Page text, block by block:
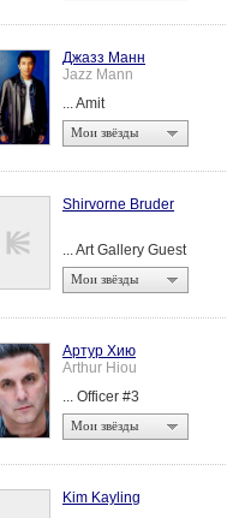
Джазз Манн
Jazz Mann
... Amit
Мои звёзды
Shirvorne Bruder
... Art Gallery Guest
Мои звёзды
Артур Хию
Arthur Hiou
... Officer #3
Мои звёзды
Kim Kayling